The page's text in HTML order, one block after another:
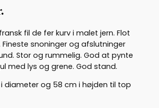
fil de fer kurv i malet jern. Flot
snoninger og afslutninger
Stor og rummelig. God at pynte
med lys og grene. God stand.
diameter og 58 cm i højden til top